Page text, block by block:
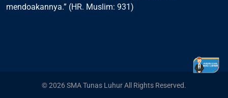
mendoakannya.” (HR. Muslim: 931)
© 2026 SMA Tunas Luhur All Rights Reserved.